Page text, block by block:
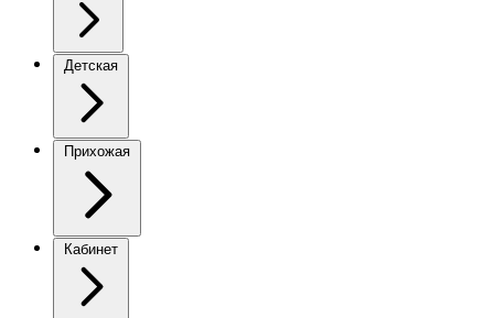
Детская
Прихожая
Кабинет